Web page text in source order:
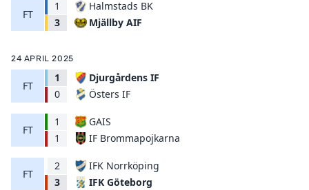
FT
1
3
Halmstads BK
Mjällby AIF
24 APRIL 2025
FT
1
0
Djurgårdens IF
Östers IF
FT
1
1
GAIS
IF Brommapojkarna
FT
2
3
IFK Norrköping
IFK Göteborg